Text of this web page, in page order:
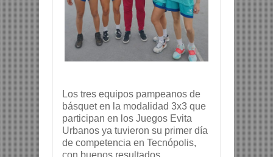
Los tres equipos pampeanos de
básquet en la modalidad 3x3 que
participan en los Juegos Evita
Urbanos ya tuvieron su primer día
de competencia en Tecnópolis,